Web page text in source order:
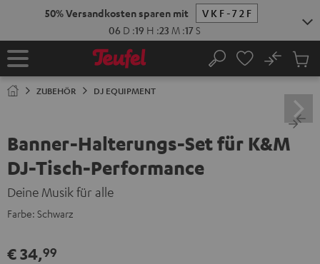
50% Versandkosten sparen mit
VKF-72F
06 D :19 H :23 M :17S
Startseite Suche
No
ZUBEHÖR DJ EQUIPMENT
Banner-Halterungs-Set für K&M
DJ-Tisch-Performance
Deine Musik für alle
Farbe: Schwarz
€ 34,99